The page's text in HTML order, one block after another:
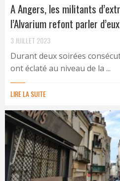
A Angers, les militants
l’Alvarium refont parler d’eux
3 JUILLET 2023
Durant deux soirées
ont éclaté au niveau de la ...
LIRE LA SUITE